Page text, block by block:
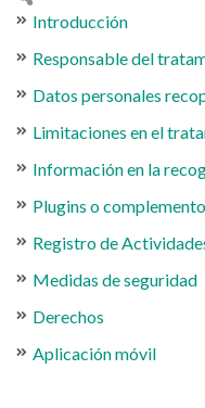
Introducción
Responsable del
Datos personales
Limitaciones en el
Información en la
Plugins o
Registro de
Medidas de seguridad
Derechos
Aplicación móvil